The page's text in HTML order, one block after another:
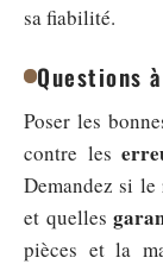
sa fiabilité.
Questions
Poser les
contre les
Demandez si le
et quelles
pièces et la